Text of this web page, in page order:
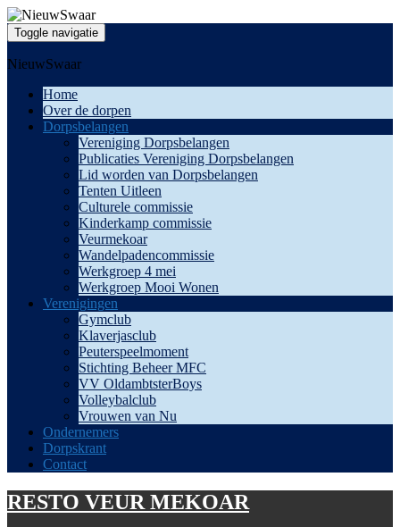
Toggle navigatie
NieuwSwaar
Home
Over de dorpen
Dorpsbelangen
Vereniging Dorpsbelangen
Publicaties Vereniging Dorpsbelangen
Lid worden van Dorpsbelangen
Tenten Uitleen
Culturele commissie
Kinderkamp commissie
Veurmekoar
Wandelpadencommissie
Werkgroep 4 mei
Werkgroep Mooi Wonen
Verenigingen
Gymclub
Klaverjasclub
Peuterspeelmoment
Stichting Beheer MFC
VV OldambtsterBoys
Volleybalclub
Vrouwen van Nu
Ondernemers
Dorpskrant
Contact
RESTO VEUR MEKOAR